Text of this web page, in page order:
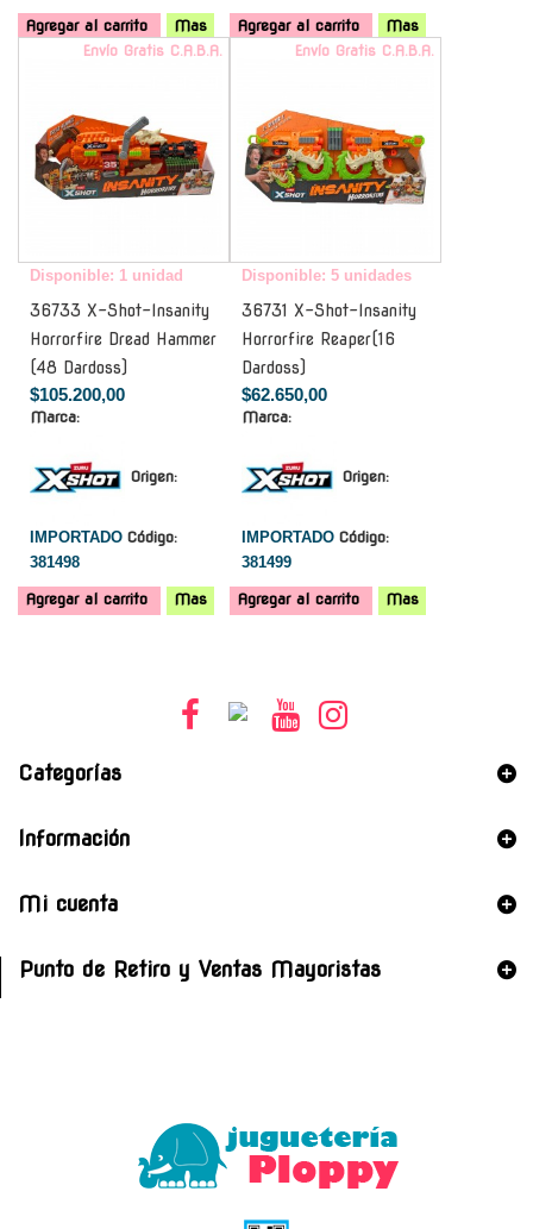
Agregar al carrito Mas Agregar al carrito
Mas
Envío Gratis C.A.B.A.
Disponible: 1 unidad
36733 X-Shot-Insanity
Horrorfire Dread Hammer
(48 Dardoss)
$105.200,00
Marca:
Origen:
IMPORTADO Código:
381498
Agregar al carrito Mas
Envío Gratis C.A.B.A.
Disponible: 5 unidades
36731 X-Shot-Insanity
Horrorfire Reaper(16
Dardoss)
$62.650,00
Marca:
Origen:
IMPORTADO Código:
381499
Agregar al carrito Mas
Categorías
Información
Mi cuenta
Punto de Retiro y Ventas Mayoristas